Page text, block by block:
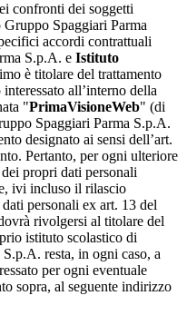
confronti dei soggetti
Spaggiari Parma
accordi contrattuali
S.p.A. e Istituto
è titolare del trattamento
all’interno della
"PrimaVisioneWeb" (di
Spaggiari Parma S.p.A.
designato ai sensi dell’art.
Pertanto, per ogni ulteriore
propri dati personali
ivi incluso il rilascio
personali ex art. 13 del
rivolgersi al titolare del
istituto scolastico di
resta, in ogni caso, a
per ogni eventuale
sopra, al seguente indirizzo